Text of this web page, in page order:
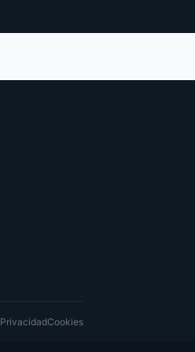
PrivacidadCookies